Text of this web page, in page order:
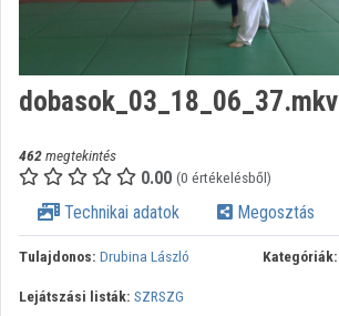
Intézményi listák
Intézmények
dobasok_03_18_06_37.mkv
462megtekintés
0.00 (0 értékelésből)
Technikai adatok Megosztás
Tulajdonos: Drubina László Kategóriák:
Lejátszási listák: SZRSZG